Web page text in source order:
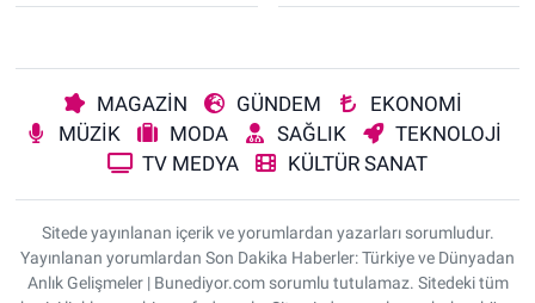
MAGAZİN GÜNDEM
EKONOMİ
MÜZİK
MODA SAĞLIK
TEKNOLOJİ
TV MEDYA
KÜLTÜR SANAT
Sitede yayınlanan içerik ve yorumlardan yazarları sorumludur.
Yayınlanan yorumlardan Son Dakika Haberler: Türkiye ve Dünyadan
Anlık Gelişmeler | Bunediyor.com sorumlu tutulamaz. Sitedeki tüm